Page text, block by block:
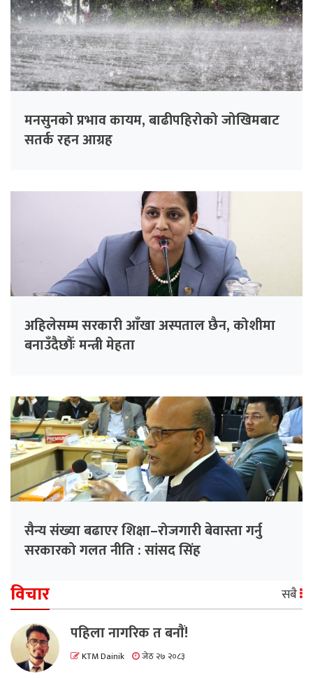
मनसुनको प्रभाव कायम, बाढीपहिरोको जोखिमबाट
सतर्क रहन आग्रह
अहिलेसम्म सरकारी आँखा अस्पताल छैन, कोशीमा
बनाउँदैछौँः मन्त्री मेहता
सैन्य संख्या बढाएर शिक्षा–रोजगारी बेवास्ता गर्नु
सरकारको गलत नीति : सांसद सिंह
विचार सबै
पहिला नागरिक त बनाैं!
KTM Dainik जेठ २७ २०८३